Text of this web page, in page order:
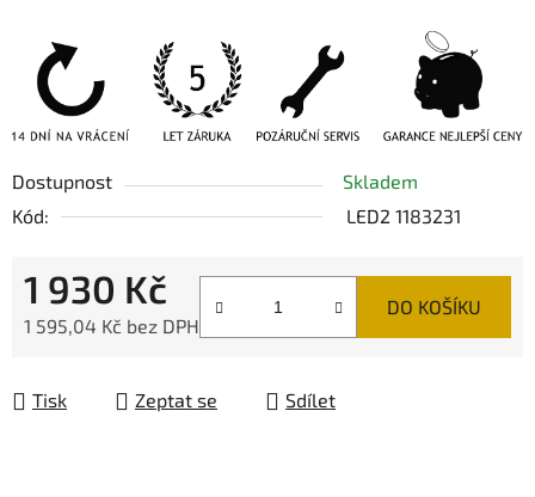
Dostupnost
Skladem
Kód:
LED2 1183231
1 930 Kč
1 595,04 Kč bez DPH
DO KOŠÍKU
Tisk Zeptat se Sdílet